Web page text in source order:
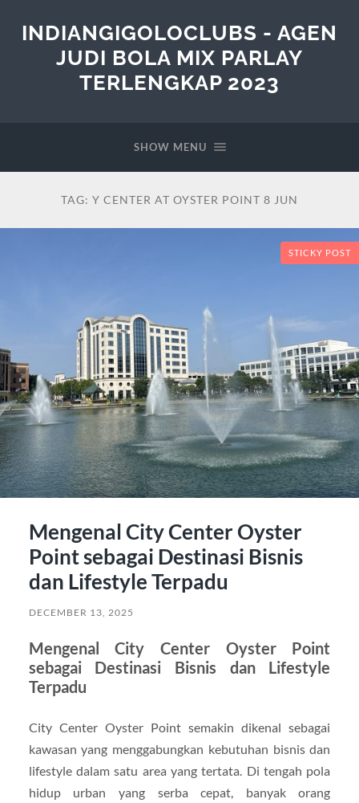
INDIANGIGOLOCLUBS - AGEN
JUDI BOLA MIX PARLAY
TERLENGKAP 2023
SHOW MENU
TAG: Y CENTER AT OYSTER POINT 8 JUN
STICKY POST
Mengenal City Center Oyster
Point sebagai Destinasi Bisnis
dan Lifestyle Terpadu
DECEMBER 13, 2025
Mengenal City Center Oyster Point
sebagai Destinasi Bisnis dan Lifestyle
Terpadu
City Center Oyster Point semakin dikenal sebagai
kawasan yang menggabungkan kebutuhan bisnis dan
lifestyle dalam satu area yang tertata. Di tengah pola
hidup urban yang serba cepat, banyak orang